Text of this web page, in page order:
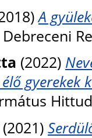
A
(2022)
gyerekek